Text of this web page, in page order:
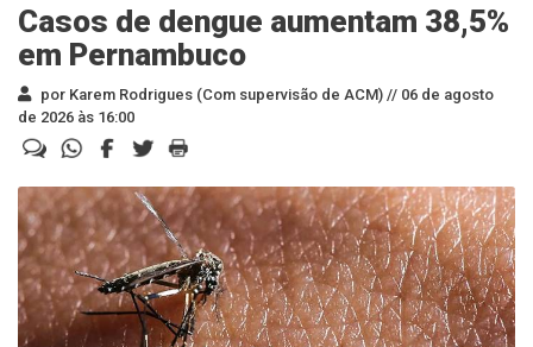
Casos de dengue aumentam 38,5%
em Pernambuco
por Karem Rodrigues (Com supervisão de ACM) // 06 de agosto
de 2026 às 16:00